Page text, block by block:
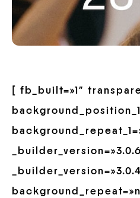
[ fb_built=»1″